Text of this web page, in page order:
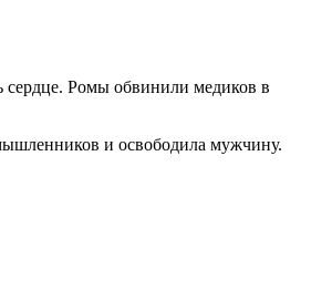
сердце. Ромы обвинили медиков в
и освободила мужчину.